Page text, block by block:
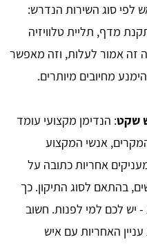
לפי סוג השירות הנדרש:
מדף, תליית טלוויזיה
זה אמור לעלות, וזה מאפשר
מחיובים מיותרים.
שקט: הנדימן מקצועי עומד
אנשי המקצוע
אחריות כתובה על
3 עד 6 חודשים, בהתאם לסוג התיקון. כך
יש לכם למי לפנות. חשוב
האחריות עם איש